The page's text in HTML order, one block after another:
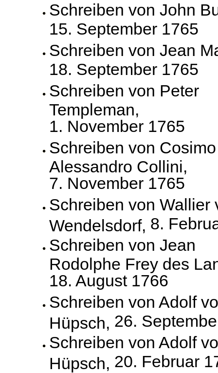
Schreiben von John
15. September 1765
Schreiben von Jean
18. September 1765
Schreiben von Peter
Templeman,
1. November 1765
Schreiben von Cosimo
Alessandro Collini,
7. November 1765
Schreiben von Wallier
Wendelsdorf, 8.
Schreiben von Jean
Rodolphe Frey des
18. August 1766
Schreiben von Adolf
Hüpsch, 26.
Schreiben von Adolf
Hüpsch, 20. Februar